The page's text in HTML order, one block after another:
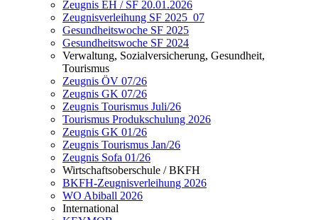
Zeugnis EH / SF 20.01.2026
Zeugnisverleihung SF 2025_07
Gesundheitswoche SF 2025
Gesundheitswoche SF 2024
Verwaltung, Sozialversicherung, Gesundheit,
Tourismus
Zeugnis ÖV 07/26
Zeugnis GK 07/26
Zeugnis Tourismus Juli/26
Tourismus Produkschulung 2026
Zeugnis GK 01/26
Zeugnis Tourismus Jan/26
Zeugnis Sofa 01/26
Wirtschaftsoberschule / BKFH
BKFH-Zeugnisverleihung 2026
WO Abiball 2026
International